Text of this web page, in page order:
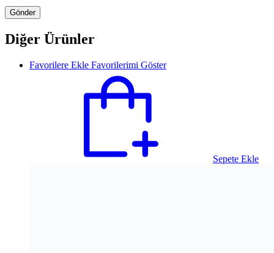
Diğer Ürünler
Favorilere Ekle Favorilerimi Göster
Sepete Ekle